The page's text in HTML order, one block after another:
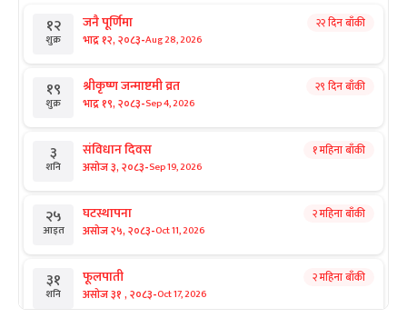
१२
शुक्र
जनै पूर्णिमा
भाद्र १२, २०८३-Aug 28, 2026
२२ दिन बाँकी
१९
शुक्र
श्रीकृष्ण जन्माष्टमी व्रत
भाद्र १९, २०८३-Sep 4, 2026
२९ दिन बाँकी
३
शनि
संविधान दिवस
असोज ३, २०८३-Sep 19, 2026
१ महिना बाँकी
२५
आइत
घटस्थापना
असोज २५, २०८३-Oct 11, 2026
२ महिना बाँकी
३१
शनि
फूलपाती
असोज ३१ , २०८३-Oct 17, 2026
२ महिना बाँकी